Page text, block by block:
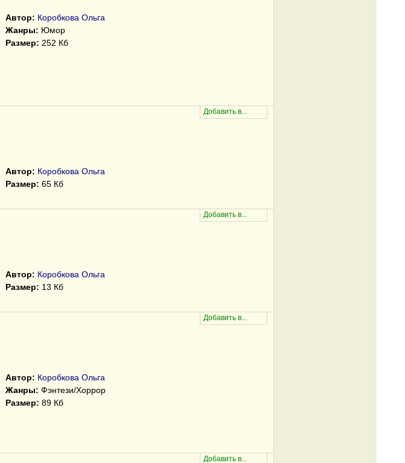
Автор: Коробкова Ольга
Жанры: Юмор
Размер: 252 Кб
Автор: Коробкова Ольга
Размер: 65 Кб
Автор: Коробкова Ольга
Размер: 13 Кб
Автор: Коробкова Ольга
Жанры: Фэнтези/Хоррор
Размер: 89 Кб